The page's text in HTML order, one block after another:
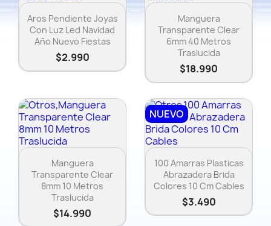
Vista rápida
Aros Pendiente Joyas
Con Luz Led Navidad
Año Nuevo Fiestas
$2.990
Vista rápida
Manguera
Transparente Clear
6mm 40 Metros
Traslucida
$18.990
Vista rápida
Manguera
Transparente Clear
8mm 10 Metros
Traslucida
$14.990
Vista rápida
100 Amarras Plasticas
Abrazadera Brida
Colores 10 Cm Cables
$3.490
NUEVO